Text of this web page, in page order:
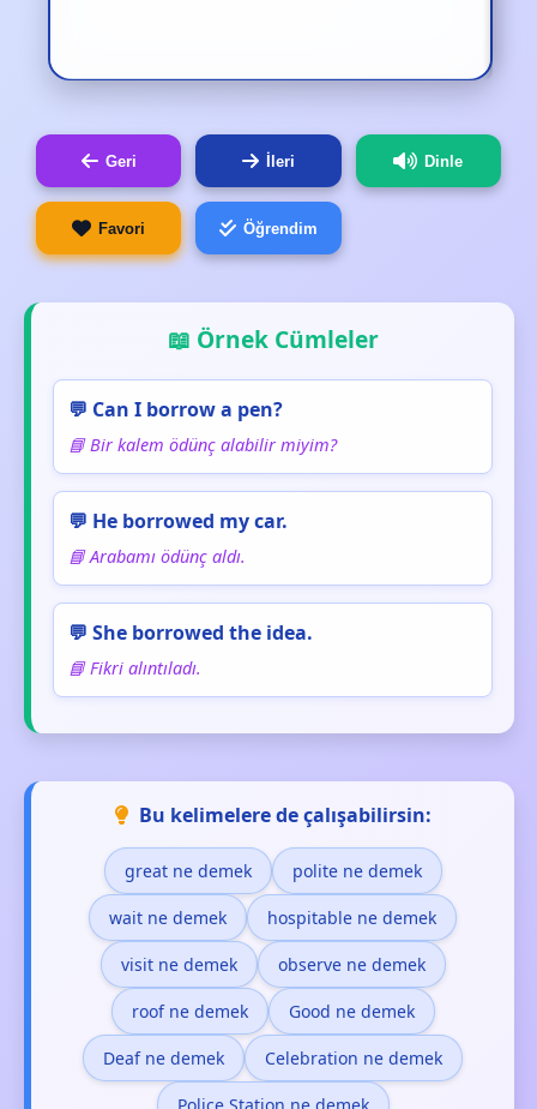
Geri İleri Dinle
Favori Öğrendim
📖 Örnek Cümleler
💬 Can I borrow a pen?
📘 Bir kalem ödünç alabilir miyim?
💬 He borrowed my car.
📘 Arabamı ödünç aldı.
💬 She borrowed the idea.
📘 Fikri alıntıladı.
Bu kelimelere de çalışabilirsin:
great ne demek polite ne demek
wait ne demek hospitable ne demek
visit ne demek observe ne demek
roof ne demek Good ne demek
Deaf ne demek Celebration ne demek